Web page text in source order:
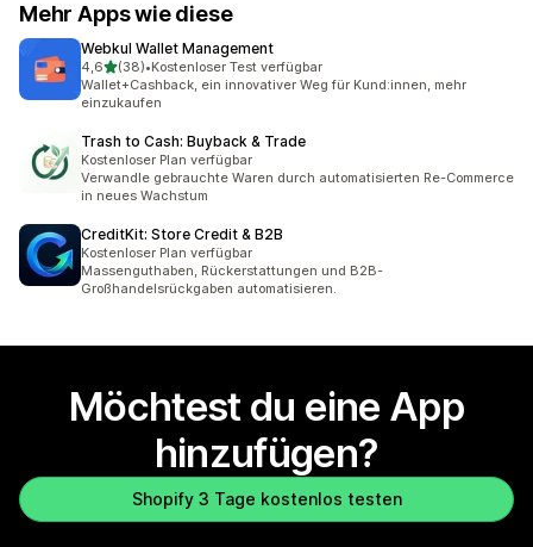
Mehr Apps wie diese
Webkul Wallet Management
4,6von 5 Sternen
(38)
38 Rezensionen insgesamt
•Kostenloser Test verfügbar
Wallet+Cashback, ein innovativer Weg für Kund:innen, mehr
einzukaufen
Trash to Cash: Buyback & Trade
Kostenloser Plan verfügbar
Verwandle gebrauchte Waren durch automatisierten Re-Commerce
in neues Wachstum
CreditKit: Store Credit & B2B
Kostenloser Plan verfügbar
Massenguthaben, Rückerstattungen und B2B-
Großhandelsrückgaben automatisieren.
Möchtest du eine App
hinzufügen?
Shopify 3 Tage kostenlos testen